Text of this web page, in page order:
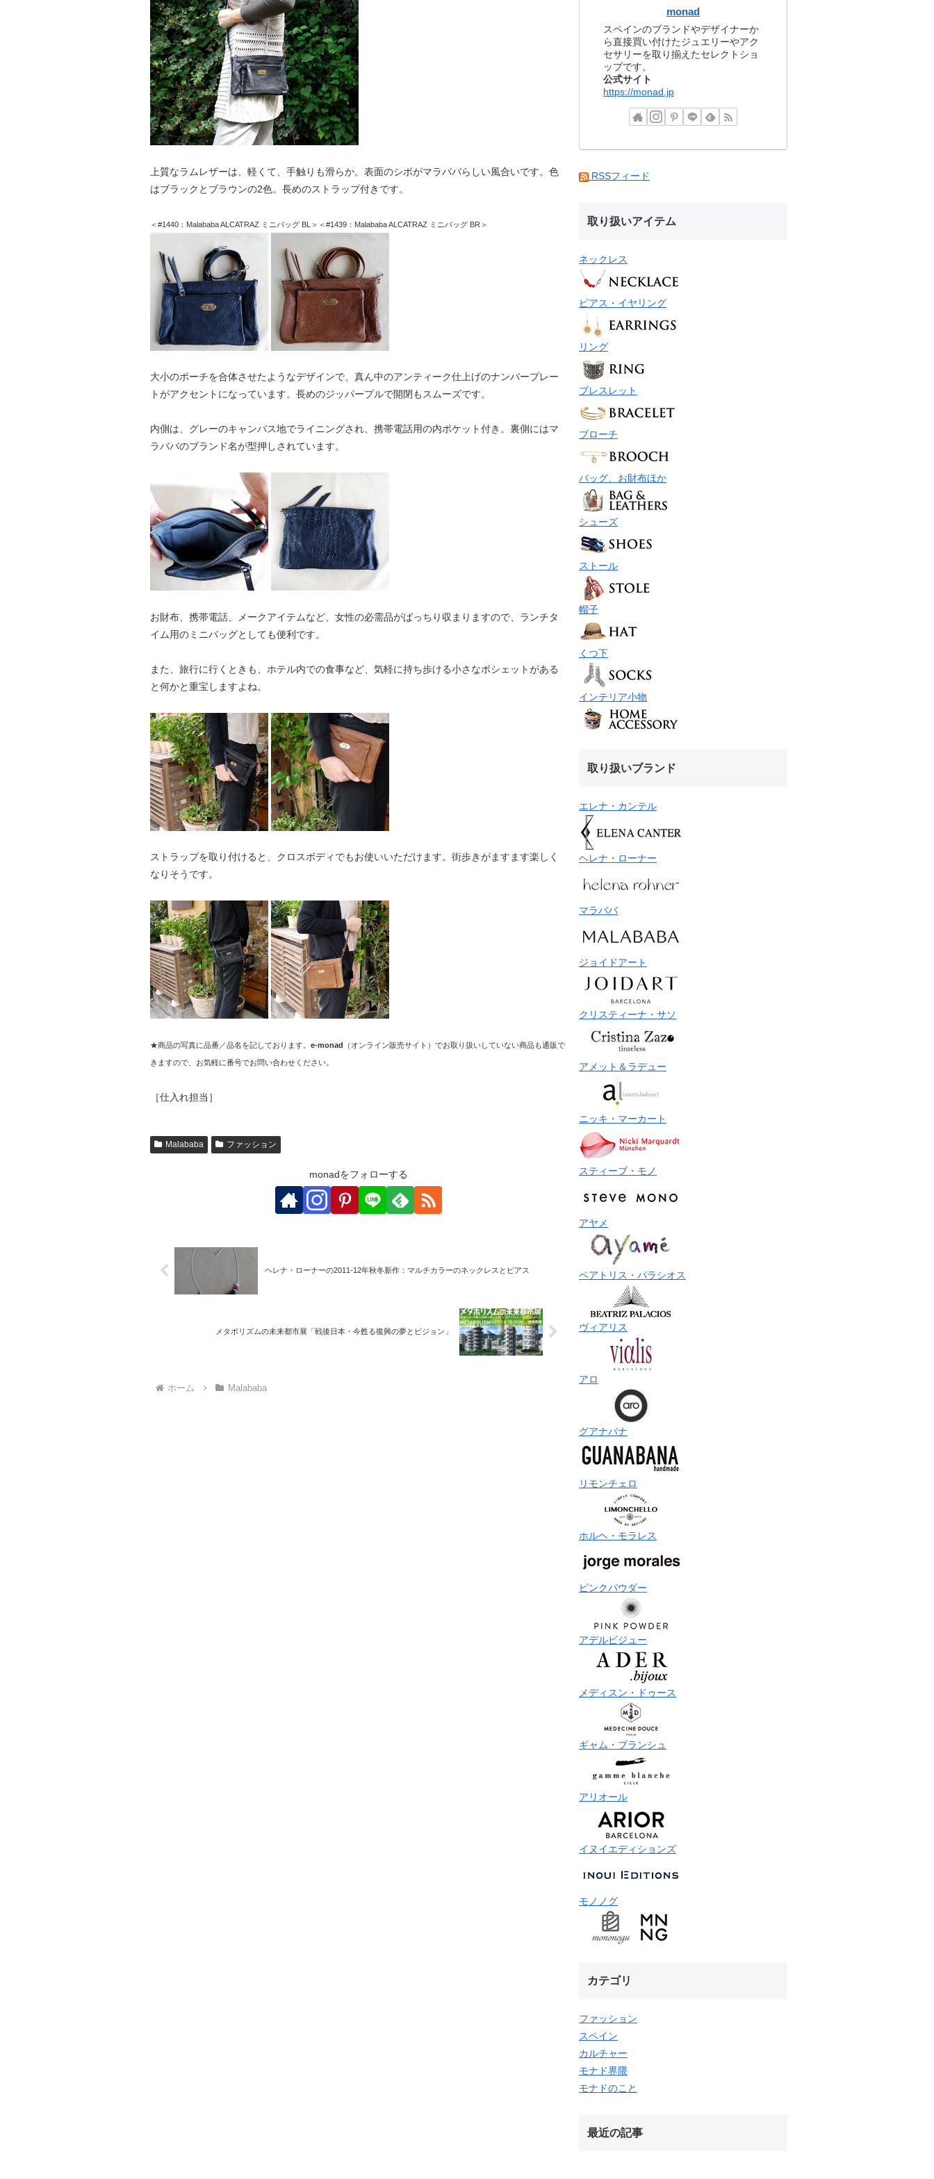
上質なラムレザーは、軽くて、手触りも滑らか。表面のシボがマラババらしい風合いです。色
はブラックとブラウンの2色。長めのストラップ付きです。
＜#1440：Malababa ALCATRAZ ミニバッグ BL＞＜#1439：Malababa ALCATRAZ ミニバッグ BR＞
大小のポーチを合体させたようなデザインで、真ん中のアンティーク仕上げのナンバープレー
トがアクセントになっています。長めのジッパープルで開閉もスムーズです。
内側は、グレーのキャンバス地でライニングされ、携帯電話用の内ポケット付き。裏側にはマ
ラババのブランド名が型押しされています。
お財布、携帯電話、メークアイテムなど、女性の必需品がばっちり収まりますので、ランチタ
イム用のミニバッグとしても便利です。
また、旅行に行くときも、ホテル内での食事など、気軽に持ち歩ける小さなポシェットがある
と何かと重宝しますよね。
ストラップを取り付けると、クロスボディでもお使いいただけます。街歩きがますます楽しく
なりそうです。
★商品の写真に品番／品名を記しております。 e-monad （オンライン販売サイト）でお取り扱いしていない商品も通販で
きますので、お気軽に番号でお問い合わせください。
［仕入れ担当］
Malababa ファッション
monadをフォローする
ヘレナ・ローナーの2011-12年秋冬新作：マルチカラーのネックレスとピアス
メタボリズムの未来都市展「戦後日本・今甦る復興の夢とビジョン」
ホーム Malababa
monad
スペインのブランドやデザイナーか
ら直接買い付けたジュエリーやアク
セサリーを取り揃えたセレクトショ
ップです。
公式サイト
https://monad.jp
RSSフィード
取り扱いアイテム
ネックレス
ピアス・イヤリング
リング
ブレスレット
ブローチ
バッグ、お財布ほか
シューズ
ストール
帽子
くつ下
インテリア小物
取り扱いブランド
エレナ・カンテル
ヘレナ・ローナー
マラババ
ジョイドアート
クリスティーナ・サソ
アメット＆ラデュー
ニッキ・マーカート
スティーブ・モノ
アヤメ
ベアトリス・パラシオス
ヴィアリス
アロ
グアナバナ
リモンチェロ
ホルヘ・モラレス
ピンクパウダー
アデルビジュー
メディスン・ドゥース
ギャム・ブランシュ
アリオール
イヌイエディションズ
モノノグ
カテゴリ
ファッション
スペイン
カルチャー
モナド界隈
モナドのこと
最近の記事